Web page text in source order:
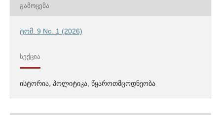
ᲒᲐᲛᲝᲪᲔᲛᲐ
ტომ. 9 No. 1 (2026)
ᲡᲔᲥᲪᲘᲐ
ისტორია, პოლიტიკა, წყაროთმცოდნეობა